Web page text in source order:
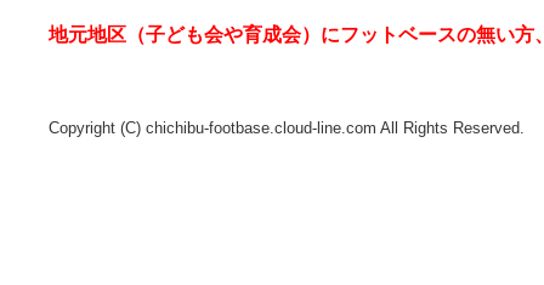
地元地区（子ども会や育成会）にフットベースの無い方
Copyright (C) chichibu-footbase.cloud-line.com All Rights Reserved.